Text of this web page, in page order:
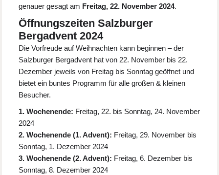
genauer gesagt am Freitag, 22. November 2024.
Öffnungszeiten Salzburger
Bergadvent 2024
Die Vorfreude auf Weihnachten kann beginnen – der
Salzburger Bergadvent hat von 22. November bis 22.
Dezember jeweils von Freitag bis Sonntag geöffnet und
bietet ein buntes Programm für alle großen & kleinen
Besucher.
1. Wochenende: Freitag, 22. bis Sonntag, 24. November
2024
2. Wochenende (1. Advent): Freitag, 29. November bis
Sonntag, 1. Dezember 2024
3. Wochenende (2. Advent): Freitag, 6. Dezember bis
Sonntag, 8. Dezember 2024